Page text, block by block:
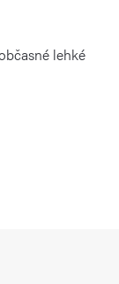
lehké